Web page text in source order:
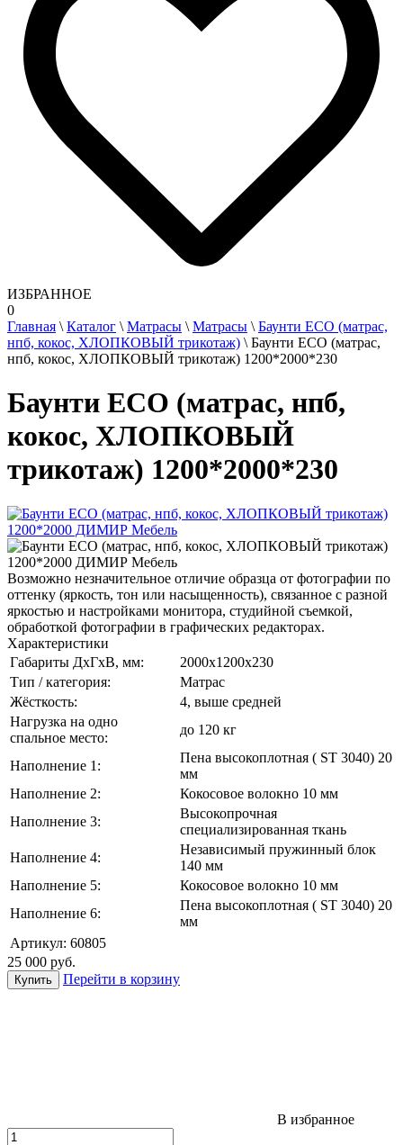
ИЗБРАННОЕ
0
Главная \ Каталог \ Матрасы \ Матрасы \ Баунти ECO (матрас,
нпб, кокос, ХЛОПКОВЫЙ трикотаж) \ Баунти ECO (матрас,
нпб, кокос, ХЛОПКОВЫЙ трикотаж) 1200*2000*230
Баунти ECO (матрас, нпб,
кокос, ХЛОПКОВЫЙ
трикотаж) 1200*2000*230
Возможно незначительное отличие образца от фотографии по
оттенку (яркость, тон или насыщенность), связанное с разной
яркостью и настройками монитора, студийной съемкой,
обработкой фотографии в графических редакторах.
Характеристики
Габариты ДхГхВ, мм:
2000x1200x230
Тип / категория:
Матрас
Жёсткость:
4, выше средней
Нагрузка на одно
спальное место:
до 120 кг
Наполнение 1:
Пена высокоплотная ( ST 3040) 20
мм
Наполнение 2:
Кокосовое волокно 10 мм
Наполнение 3:
Высокопрочная
специализированная ткань
Наполнение 4:
Независимый пружинный блок
140 мм
Наполнение 5:
Кокосовое волокно 10 мм
Наполнение 6:
Пена высокоплотная ( ST 3040) 20
мм
Артикул: 60805
25 000 руб.
Перейти в корзину
В избранное